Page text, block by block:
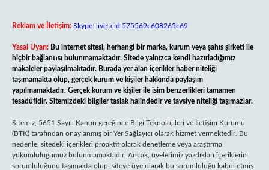
Reklam ve İletişim: Skype: live:.cid.575569c608265c69
Yasal Uyarı: Bu internet sitesi, herhangi bir marka, kurum veya şahıs şirketi ile
hiçbir bağlantısı bulunmamaktadır. Sitede yalnızca kendi hazırladığımız
makaleler paylaşılmaktadır. Burada yer alan içerikler haber niteliği
taşımamakta olup, gerçek kurum ve kişiler hakkında paylaşım
yapılmamaktadır. Gerçek kurum ve kişiler ile isim benzerlikleri tamamen
tesadüfidir. Sitemizdeki bilgiler taslak halindedir ve tavsiye niteliği taşımazlar.
Sitemiz, 5651 Sayılı Kanun gereğince Bilgi Teknolojileri ve İletişim Kurumu
(BTK) tarafından onaylanmış bir Yer Sağlayıcı olarak hizmet vermektedir. Bu
nedenle, sitedeki içerikleri proaktif olarak denetleme veya araştırma
yükümlülüğümüz bulunmamaktadır. Ancak, üyelerimiz yazdıkları içeriklerin
sorumluluğunu taşımakta olup, siteye üye olarak bu sorumluluğu kabul etmiş